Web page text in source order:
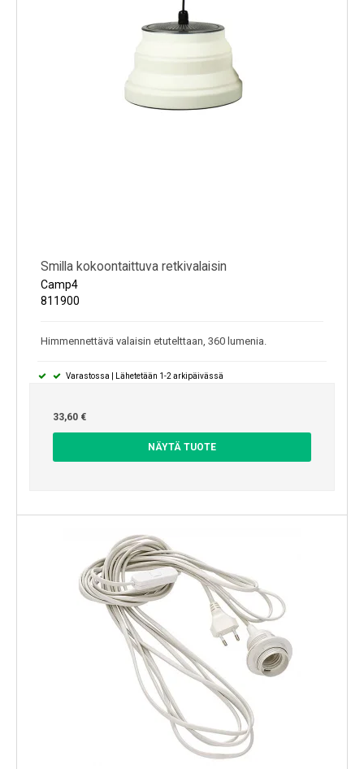
Smilla kokoontaittuva retkivalaisin
Camp4
811900
Himmennettävä valaisin etutelttaan, 360 lumenia.
Varastossa | Lähetetään 1-2 arkipäivässä
33,60 €
NÄYTÄ TUOTE